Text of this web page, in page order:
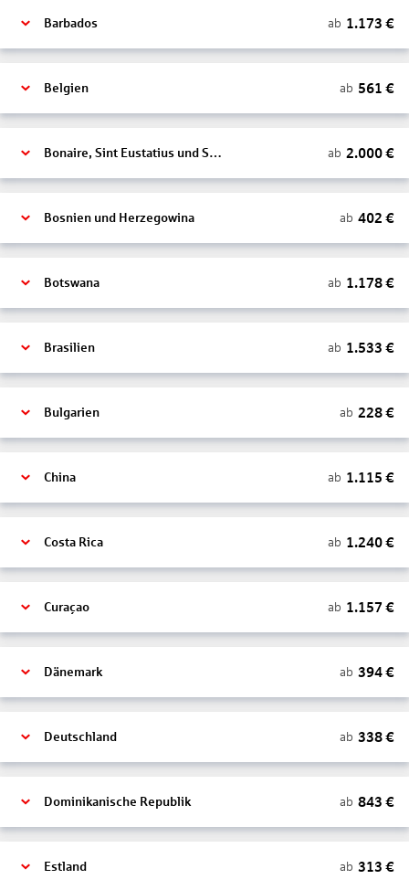
Barbados ab 1.173 €
Belgien ab 561 €
Bonaire, Sint Eustatius und Saba ab 2.000€
Bosnien und Herzegowina ab 402 €
Botswana ab 1.178€
Brasilien ab 1.533 €
Bulgarien ab 228€
China ab 1.115 €
Costa Rica ab 1.240€
Curaçao ab 1.157 €
Dänemark ab 394€
Deutschland ab 338€
Dominikanische Republik ab 843 €
Estland ab 313 €